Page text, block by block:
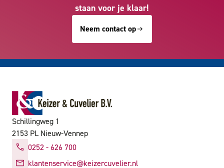
staan voor je klaar!
Neem contact op
Schillingweg 1
2153 PL Nieuw-Vennep
0252 - 626 700
klantenservice@keizercuvelier.nl